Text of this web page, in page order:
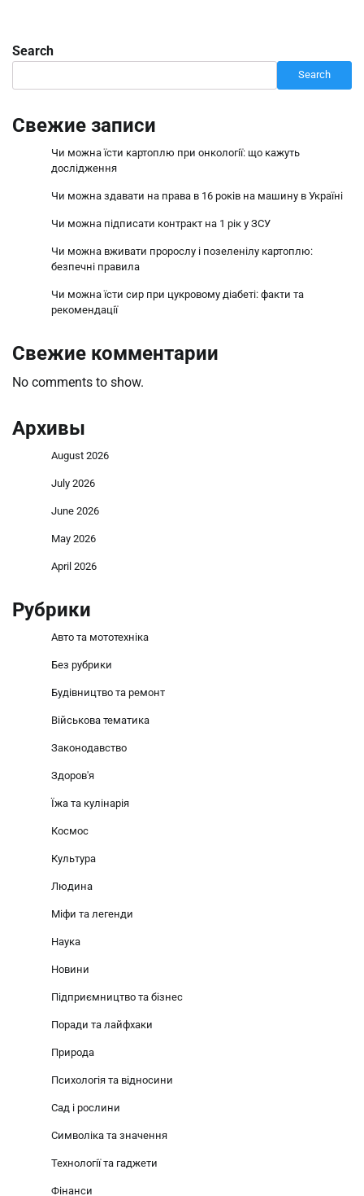
Search
Search
Свежие записи
Чи можна їсти картоплю при онкології: що кажуть
дослідження
Чи можна здавати на права в 16 років на машину в Україні
Чи можна підписати контракт на 1 рік у ЗСУ
Чи можна вживати пророслу і позеленілу картоплю:
безпечні правила
Чи можна їсти сир при цукровому діабеті: факти та
рекомендації
Свежие комментарии
No comments to show.
Архивы
August 2026
July 2026
June 2026
May 2026
April 2026
Рубрики
Авто та мототехніка
Без рубрики
Будівництво та ремонт
Військова тематика
Законодавство
Здоров'я
Їжа та кулінарія
Космос
Культура
Людина
Міфи та легенди
Наука
Новини
Підприємництво та бізнес
Поради та лайфхаки
Природа
Психологія та відносини
Сад і рослини
Символіка та значення
Технології та гаджети
Фінанси